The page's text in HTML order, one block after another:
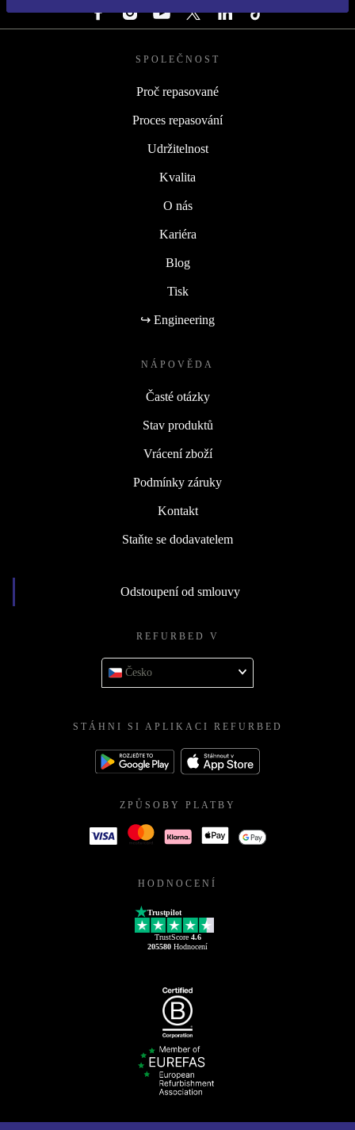
SPOLEČNOST
Proč repasované
Proces repasování
Udržitelnost
Kvalita
O nás
Kariéra
Blog
Tisk
↪ Engineering
NÁPOVĚDA
Časté otázky
Stav produktů
Vrácení zboží
Podmínky záruky
Kontakt
Staňte se dodavatelem
Odstoupení od smlouvy
REFURBED V
Česko
STÁHNI SI APLIKACI REFURBED
ZPŮSOBY PLATBY
HODNOCENÍ
Trustpilot
TrustScore 4.6
205580 Hodnocení